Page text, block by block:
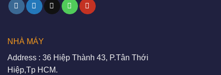
NHÀ MÁY
Address : 36 Hiệp Thành 43, P.Tân Thới
Hiệp,Tp HCM.